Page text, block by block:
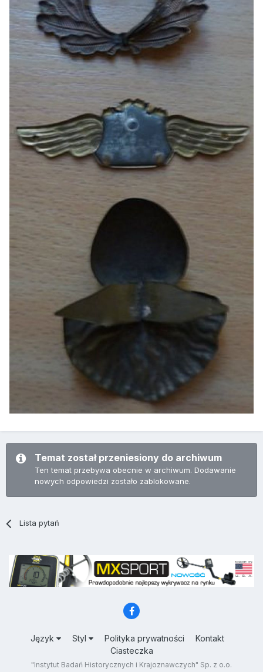
Temat został przeniesiony do archiwum
Ten temat przebywa obecnie w archiwum. Dodawanie
nowych odpowiedzi zostało zablokowane.
Lista pytań
Język Styl Polityka prywatności
Kontakt
Ciasteczka
"Instytut Badań Historycznych i Krajoznawczych" Sp. z o.o.